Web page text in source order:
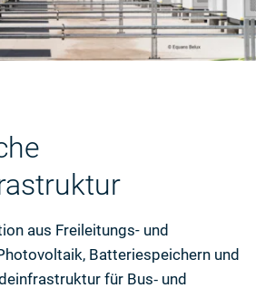
aus Freileitungs- und
Batteriespeichern und
für Bus‑ und